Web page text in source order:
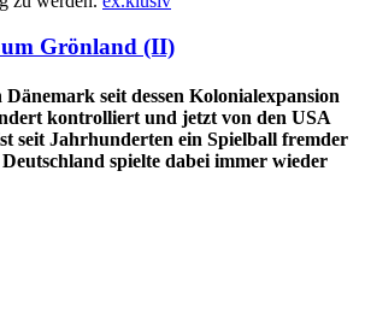
Grönland (II)
seit dessen Kolonialexpansion
kontrolliert und jetzt von den USA
seit Jahrhunderten ein Spielball fremder
spielte dabei immer wieder